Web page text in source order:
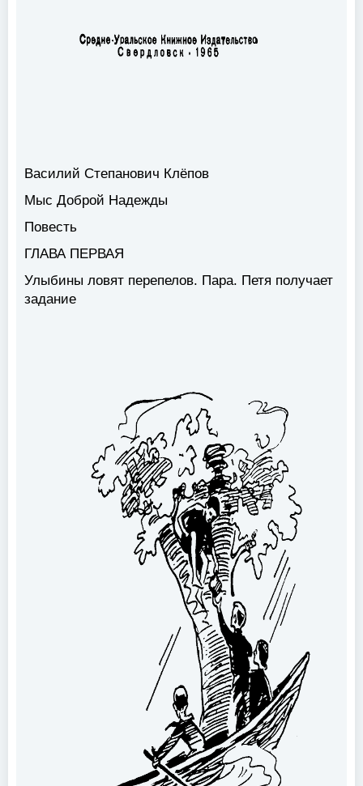
Василий Степанович Клёпов
Мыс Доброй Надежды
Повесть
ГЛАВА ПЕРВАЯ
Улыбины ловят перепелов. Пара. Петя получает
задание